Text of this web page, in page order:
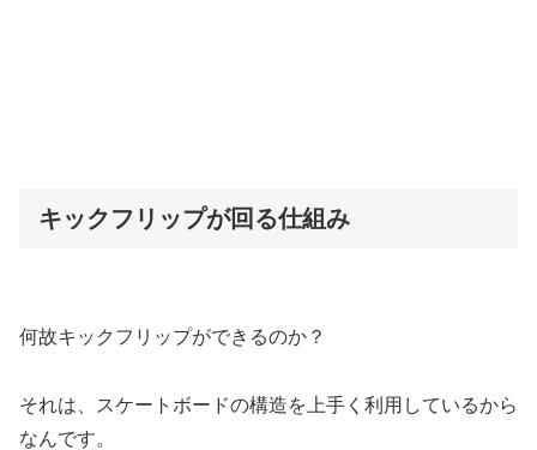
キックフリップが回る仕組み
何故キックフリップができるのか？
それは、スケートボードの構造を上手く利用しているから
なんです。